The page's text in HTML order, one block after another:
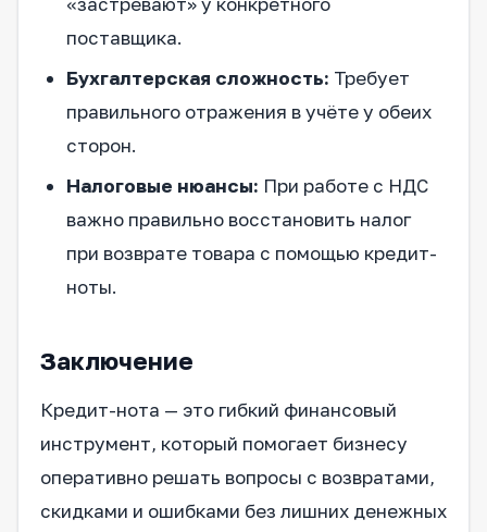
поставщика.
Бухгалтерская сложность: Требует
правильного отражения в учёте у обеих
сторон.
Налоговые нюансы: При работе с НДС
важно правильно восстановить налог
при возврате товара с помощью кредит-
ноты.
Заключение
Кредит-нота — это гибкий финансовый
инструмент, который помогает бизнесу
оперативно решать вопросы с возвратами,
скидками и ошибками без лишних денежных